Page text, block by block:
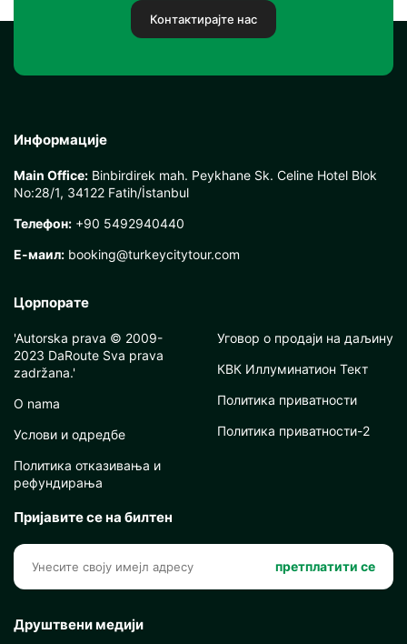
Контактирајте нас
Информације
Main Office: Binbirdirek mah. Peykhane Sk. Celine Hotel Blok
No:28/1, 34122 Fatih/İstanbul
Телефон: +90 5492940440
Е-маил: booking@turkeycitytour.com
Цорпорате
'Autorska prava © 2009-
2023 DaRoute Sva prava
zadržana.'
O nama
Услови и одредбе
Политика отказивања и
рефундирања
Уговор о продаји на даљину
КВК Иллуминатион Тект
Политика приватности
Политика приватности-2
Пријавите се на билтен
претплатити се
Друштвени медији